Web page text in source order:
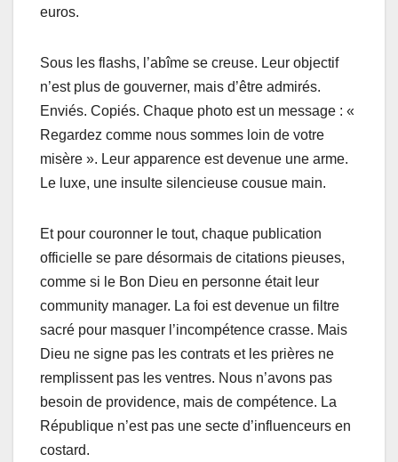
euros.
Sous les flashs, l’abîme se creuse. Leur objectif
n’est plus de gouverner, mais d’être admirés.
Enviés. Copiés. Chaque photo est un message : «
Regardez comme nous sommes loin de votre
misère ». Leur apparence est devenue une arme.
Le luxe, une insulte silencieuse cousue main.
Et pour couronner le tout, chaque publication
officielle se pare désormais de citations pieuses,
comme si le Bon Dieu en personne était leur
community manager. La foi est devenue un filtre
sacré pour masquer l’incompétence crasse. Mais
Dieu ne signe pas les contrats et les prières ne
remplissent pas les ventres. Nous n’avons pas
besoin de providence, mais de compétence. La
République n’est pas une secte d’influenceurs en
costard.